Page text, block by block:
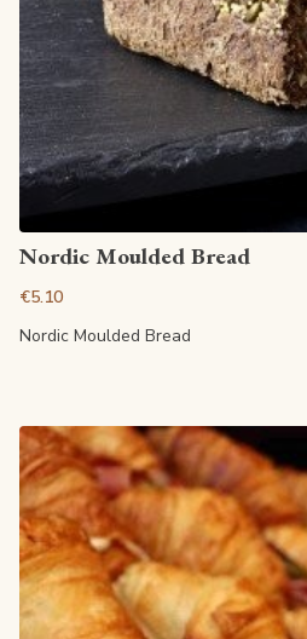
View article
Nordic Moulded Bread
€5.10
Nordic Moulded Bread